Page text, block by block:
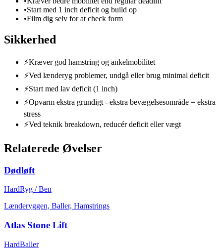
•Start med 1 inch deficit og build op
•Film dig selv for at check form
Sikkerhed
⚡Kræver god hamstring og ankelmobilitet
⚡Ved lænderyg problemer, undgå eller brug minimal deficit
⚡Start med lav deficit (1 inch)
⚡Opvarm ekstra grundigt - ekstra bevægelsesområde = ekstra
stress
⚡Ved teknik breakdown, reducér deficit eller vægt
Relaterede Øvelser
Dødløft
HardRyg / Ben
Lænderyggen, Baller, Hamstrings
Atlas Stone Lift
HardBaller